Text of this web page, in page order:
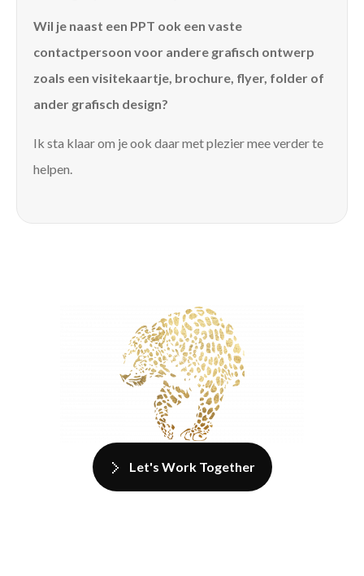
Wil je naast een PPT ook een vaste
contactpersoon voor andere grafisch ontwerp
zoals een visitekaartje, brochure, flyer, folder of
ander grafisch design?
Ik sta klaar om je ook daar met plezier mee verder te
helpen.
Let's Work Together